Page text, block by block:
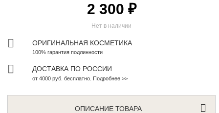
Нет в наличии
2 300 ₽
ОРИГИНАЛЬНАЯ КОСМЕТИКА
100% гарантия подлинности
ДОСТАВКА ПО РОССИИ
от 4000 руб. бесплатно. Подробнее >>
ОПИСАНИЕ ТОВАРА